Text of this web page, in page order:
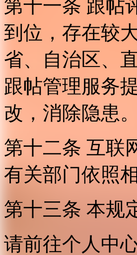
第十一条 跟帖
到位，存在较
省、自治区、
跟帖管理服务
改，消除隐患。
第十二条 互联
有关部门依照
第十三条 本规
请前往个人中